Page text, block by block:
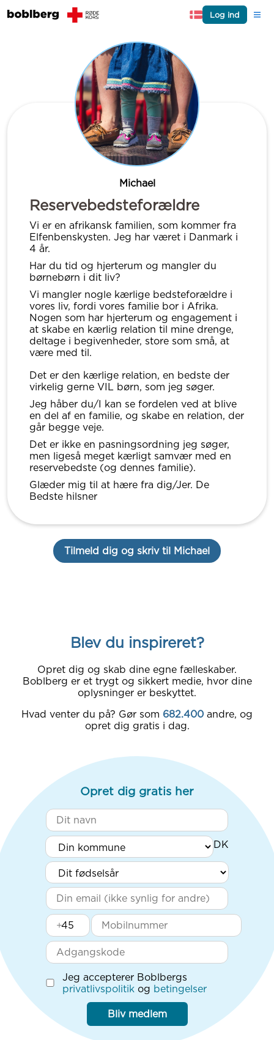
Log ind
Michael
Reservebedsteforældre
Vi er en afrikansk familien, som kommer fra
Elfenbenskysten. Jeg har været i Danmark i
4 år.
Har du tid og hjerterum og mangler du
børnebørn i dit liv?
Vi mangler nogle kærlige bedsteforældre i
vores liv, fordi vores familie bor i Afrika.
Nogen som har hjerterum og engagement i
at skabe en kærlig relation til mine drenge,
deltage i begivenheder, store som små, at
være med til.
Det er den kærlige relation, en bedste der
virkelig gerne VIL børn, som jeg søger.
Jeg håber du/I kan se fordelen ved at blive
en del af en familie, og skabe en relation, der
går begge veje.
Det er ikke en pasningsordning jeg søger,
men ligeså meget kærligt samvær med en
reservebedste (og dennes familie).
Glæder mig til at hære fra dig/Jer. De
Bedste hilsner
Tilmeld dig og skriv til Michael
Blev du inspireret?
Opret dig og skab dine egne fælleskaber.
Boblberg er et trygt og sikkert medie, hvor dine
oplysninger er beskyttet.
Hvad venter du på? Gør som 682.400 andre, og
opret dig gratis i dag.
Opret dig gratis her
+
Jeg accepterer Boblbergs
privatlivspolitik og betingelser
Bliv medlem